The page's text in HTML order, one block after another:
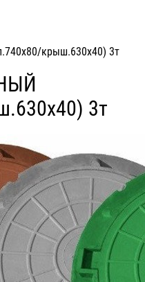
крыш.630х40) 3т
3т